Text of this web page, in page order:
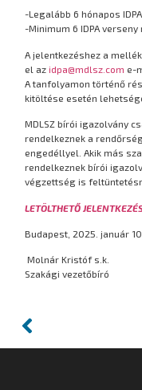
-Legalább 6 hónapos
-Minimum 6 IDPA verseny
A jelentkezéshez a
el azidpa@mdlsz.com e-
A tanfolyamon történő
kitöltése esetén
MDLSZ bírói igazolvány
rendelkeznek a
engedéllyel. Akik más
rendelkeznek bírói
végzettség is
LETÖLTHETŐ
Budapest, 2025. január 10.
Molnár Kristóf s.k.
Szakági vezetőbíró